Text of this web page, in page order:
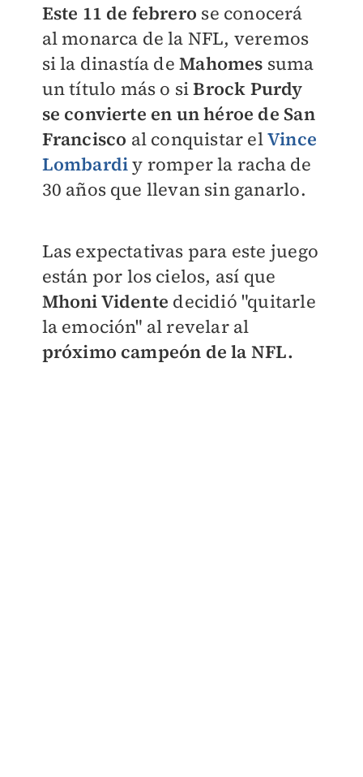
Este 11 de febrero se conocerá
al monarca de la NFL, veremos
si la dinastía deMahomes suma
un título más o siBrock Purdy
se convierte en un héroe de San
Francisco al conquistar elVince
Lombardiy romper la racha de
30 años que llevan sin ganarlo.
Las expectativas para este juego
están por los cielos, así que
Mhoni Vidente decidió "quitarle
la emoción" al revelar al
próximo campeón de la NFL.